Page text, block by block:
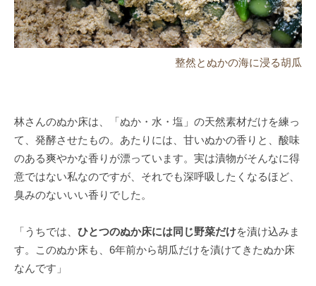
整然とぬかの海に浸る胡瓜
林さんのぬか床は、「ぬか・水・塩」の天然素材だけを練っ
て、発酵させたもの。あたりには、甘いぬかの香りと、酸味
のある爽やかな香りが漂っています。実は漬物がそんなに得
意ではない私なのですが、それでも深呼吸したくなるほど、
臭みのないいい香りでした。
「うちでは、ひとつのぬか床には同じ野菜だけを漬け込みま
す。このぬか床も、6年前から胡瓜だけを漬けてきたぬか床
なんです」